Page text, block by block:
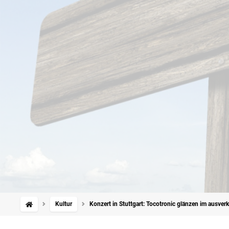
Kultur Konzert in Stuttgart: Tocotronic glänzen im